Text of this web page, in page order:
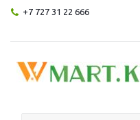
+7 727 31 22 666